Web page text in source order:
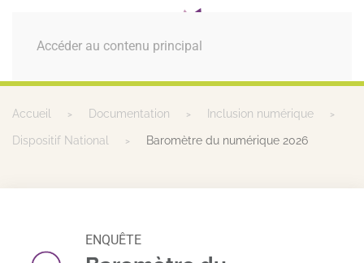
Accéder au contenu principal
MENU
Accueil Documentation Inclusion numérique
Dispositif National Baromètre du numérique 2026
ENQUÊTE